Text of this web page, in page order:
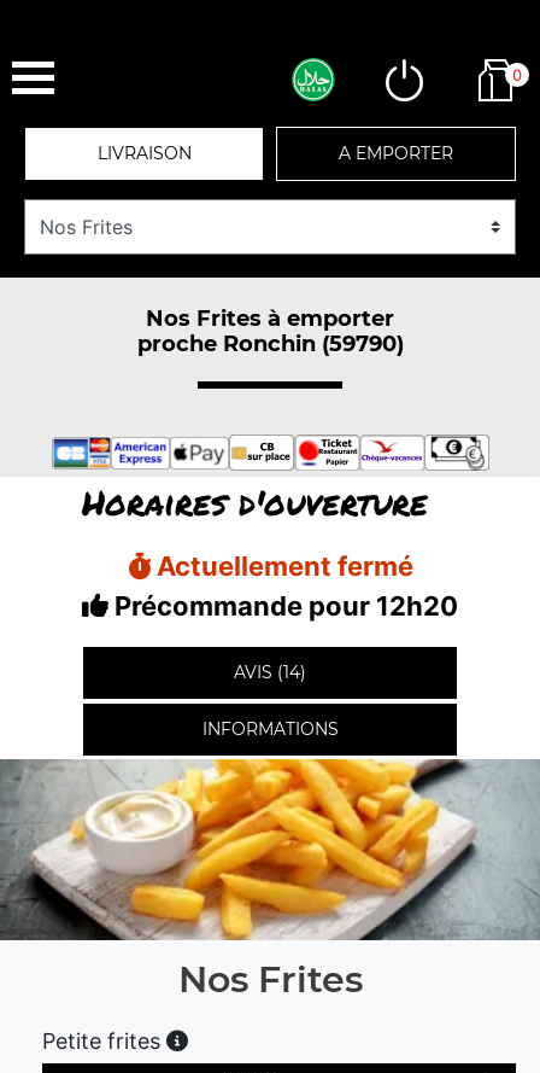
0
LIVRAISON A EMPORTER
Nos Frites à emporter
proche Ronchin (59790)
Horaires d'ouverture
Actuellement fermé
Précommande pour 12h20
AVIS (14)
INFORMATIONS
Nos Frites
Petite frites